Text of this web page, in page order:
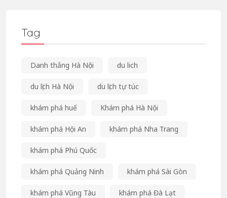
Tag
Danh thắng Hà Nội du lich
du lịch Hà Nội du lịch tự túc
khám phá huế Khám phá Hà Nội
khám phá Hội An khám phá Nha Trang
khám phá Phú Quốc
khám phá Quảng Ninh khám phá Sài Gòn
khám phá Vũng Tàu khám phá Đà Lạt